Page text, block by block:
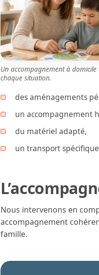
Un accompagnement à
chaque situation.
des aménagements
un accompagnement
du matériel adapté,
un transport
Nous intervenons en
accompagnement
famille.